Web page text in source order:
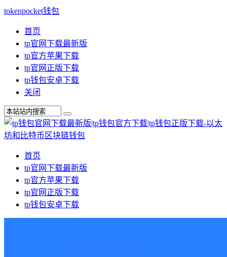
tokenpocket钱包
首页
tp官网下载最新版
tp官方苹果下载
tp官网正版下载
tp钱包安卓下载
关闭
首页
tp官网下载最新版
tp官方苹果下载
tp官网正版下载
tp钱包安卓下载